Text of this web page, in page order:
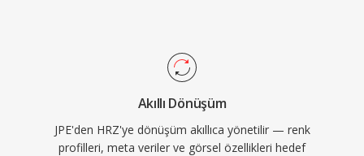
Akıllı Dönüşüm
JPE'den HRZ'ye dönüşüm akıllıca yönetilir — renk
profilleri, meta veriler ve görsel özellikleri hedef